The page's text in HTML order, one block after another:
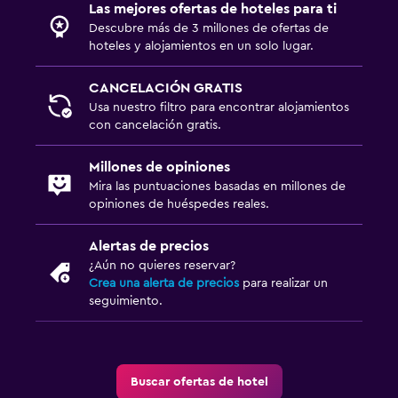
Actividades
Bicicletas
Ideal para familias
Cuna/cama nido disponibles
Masajes
Las mejores ofertas de hoteles para ti
Descubre más de 3 millones de ofertas de
hoteles y alojamientos en un solo lugar.
CANCELACIÓN GRATIS
Usa nuestro filtro para encontrar alojamientos
con cancelación gratis.
Millones de opiniones
Mira las puntuaciones basadas en millones de
opiniones de huéspedes reales.
Alertas de precios
¿Aún no quieres reservar?
Crea una alerta de precios para realizar un
seguimiento.
Buscar ofertas de hotel